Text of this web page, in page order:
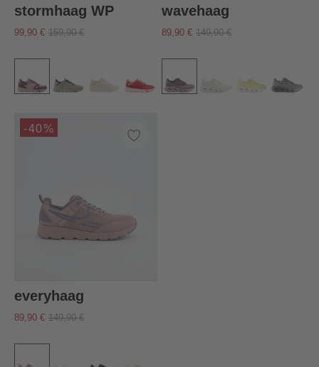
stormhaag WP
99,90 € 159,90 €
wavehaag
89,90 € 149,90 €
-40%
everyhaag
89,90 € 149,90 €